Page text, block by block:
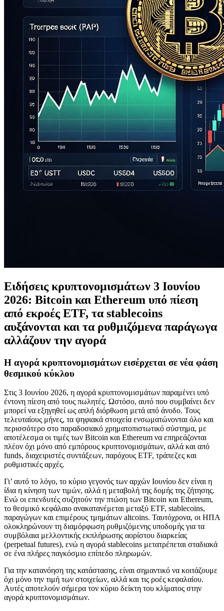
Ειδήσεις κρυπτονομισμάτων 3 Ιουνίου
2026: Bitcoin και Ethereum υπό πίεση
από εκροές ETF, τα stablecoins
αυξάνονται και τα ρυθμιζόμενα παράγωγα
αλλάζουν την αγορά
Η αγορά κρυπτονομισμάτων εισέρχεται σε νέα φάση
θεσμικού κύκλου
Στις 3 Ιουνίου 2026, η αγορά κρυπτονομισμάτων παραμένει υπό
έντονη πίεση από τους πωλητές. Ωστόσο, αυτό που συμβαίνει δεν
μπορεί να εξηγηθεί ως απλή διόρθωση μετά από άνοδο. Τους
τελευταίους μήνες, τα ψηφιακά στοιχεία ενσωματώνονται όλο και
περισσότερο στο παραδοσιακό χρηματοπιστωτικό σύστημα, με
αποτέλεσμα οι τιμές των Bitcoin και Ethereum να επηρεάζονται
πλέον όχι μόνο από εμπόρους κρυπτονομισμάτων, αλλά και από
funds, διαχειριστές συντάξεων, παρόχους ETF, τράπεζες και
ρυθμιστικές αρχές.
Γι’ αυτό το λόγο, το κύριο γεγονός των αρχών Ιουνίου δεν είναι η
ίδια η κίνηση των τιμών, αλλά η μεταβολή της δομής της ζήτησης.
Ενώ οι επενδυτές συζητούν την πτώση των Bitcoin και Ethereum,
το θεσμικό κεφάλαιο ανακατανέμεται μεταξύ ETF, stablecoins,
παραγώγων και επιμέρους τμημάτων altcoins. Ταυτόχρονα, οι ΗΠΑ
ολοκληρώνουν τη διαμόρφωση ρυθμιζόμενης υποδομής για τα
συμβόλαια μελλοντικής εκπλήρωσης αορίστου διαρκείας
(perpetual futures), ενώ η αγορά stablecoins μετατρέπεται σταδιακά
σε ένα πλήρες παγκόσμιο επίπεδο πληρωμών.
Για την κατανόηση της κατάστασης, είναι σημαντικό να κοιτάζουμε
όχι μόνο την τιμή των στοιχείων, αλλά και τις ροές κεφαλαίου.
Αυτές αποτελούν σήμερα τον κύριο δείκτη του κλίματος στην
αγορά κρυπτονομισμάτων.